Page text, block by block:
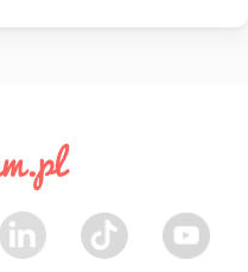
LinkedIn TikTok Youtube